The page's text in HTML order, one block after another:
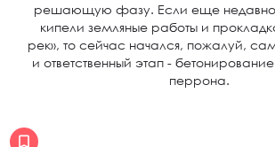
решающую фазу. Если еще
кипели земляные работы и
рек», то сейчас начался, пожалуй,
и ответственный этап -
перрона.